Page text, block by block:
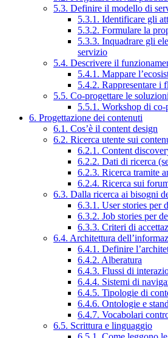
5.3. Definire il modello di
5.3.1. Identificare gli
5.3.2. Formulare la
5.3.3. Inquadrare gli
servizio
5.4. Descrivere il
5.4.1. Mappare
5.4.2. Rappresentare i
5.5. Co-progettare le soluzioni
5.5.1. Workshop di co-
6. Progettazione dei contenuti
6.1. Cos’è il content design
6.2. Ricerca utente sui
6.2.1. Content
6.2.2. Dati di ricerca
6.2.3. Ricerca tramite
6.2.4. Ricerca sui
6.3. Dalla ricerca ai bisogni
6.3.1. User stories per
6.3.2. Job stories per
6.3.3. Criteri di
6.4. Architettura
6.4.1. Definire
6.4.2. Alberatura
6.4.3. Flussi di
6.4.4. Sistemi di
6.4.5. Tipologie di
6.4.6. Ontologie e
6.4.7. Vocabolari
6.5. Scrittura e linguaggio